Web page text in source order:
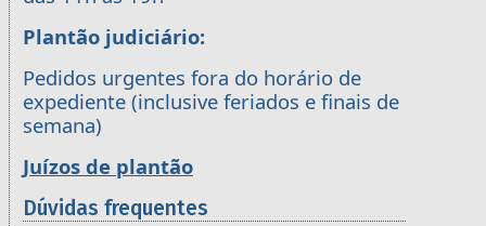
Plantão judiciário:
Pedidos urgentes fora do horário de
expediente (inclusive feriados e finais de
semana)
Juízos de plantão
Dúvidas frequentes